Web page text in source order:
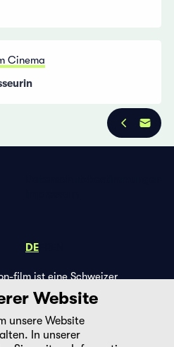
Cinema
DE
film ist eine Schweizer
ausgewählte Filme aus
dem östlichen Europa im
DVD-Edition sowie die
betreibt.
Website
unsere Website
In unserer